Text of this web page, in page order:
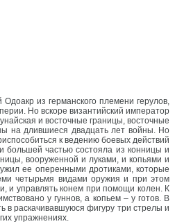
из германского племени герулов,
Но вскоре византийский император
и восточные границы, восточные
на длившиеся двадцать лет войны. Но
к ведению боевых действий
большей частью состояла из конницы и
вооруженной и луками, и копьями и
ее оперенными дротиками, которые
четырьмя видами оружия и при этом
и управлять конем при помощи колен. К
у гуннов, а копьем – у готов. В
в раскачивавшуюся фигуру три стрелы и
упражнениях.